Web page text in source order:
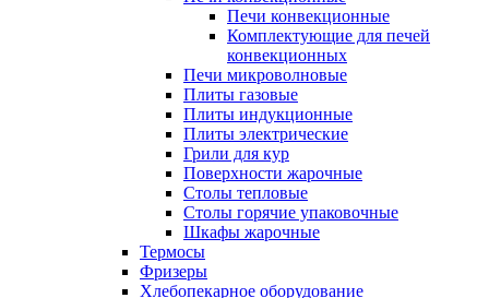
Печи конвекционные
Комплектующие для печей
конвекционных
Печи микроволновые
Плиты газовые
Плиты индукционные
Плиты электрические
Грили для кур
Поверхности жарочные
Столы тепловые
Столы горячие упаковочные
Шкафы жарочные
Термосы
Фризеры
Хлебопекарное оборудование